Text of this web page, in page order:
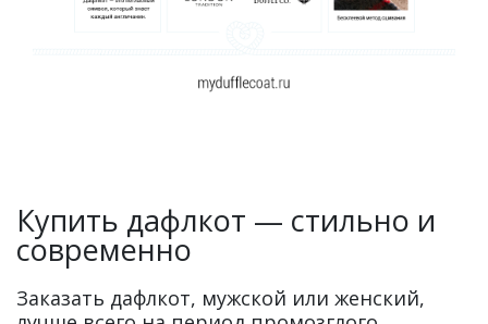
Купить дафлкот — стильно и
современно
Заказать дафлкот, мужской или женский,